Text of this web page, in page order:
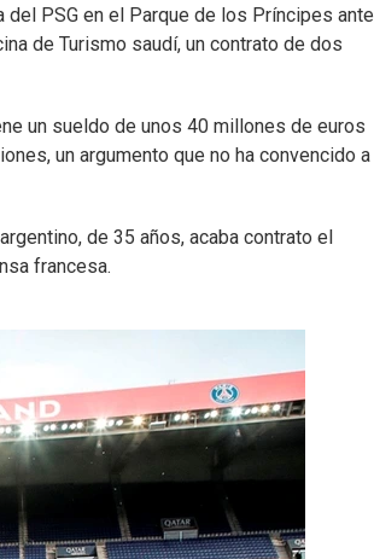
PSG en el Parque de los Príncipes ante
de Turismo saudí, un contrato de dos
un sueldo de unos 40 millones de euros
un argumento que no ha convencido a
de 35 años, acaba contrato el
francesa.